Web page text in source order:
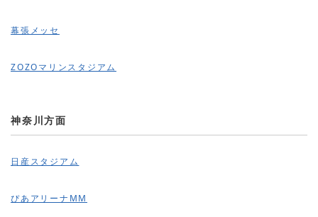
幕張メッセ
ZOZOマリンスタジアム
神奈川方面
日産スタジアム
ぴあアリーナMM